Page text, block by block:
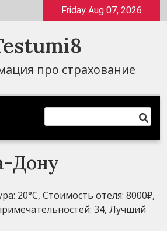
Friday Aug 07, 2026
про страхование
Дону
20°C, Стоимость отеля: 8000₽,
34, Лучший